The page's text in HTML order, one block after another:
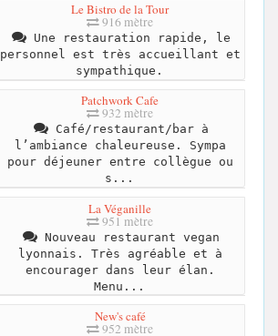
Le Bistro de la Tour
916 mètre
Une restauration rapide, le
personnel est très accueillant et
sympathique.
Patchwork Cafe
932 mètre
Café/restaurant/bar à
l’ambiance chaleureuse. Sympa
pour déjeuner entre collègue ou
s...
La Véganille
951 mètre
Nouveau restaurant vegan
lyonnais. Très agréable et à
encourager dans leur élan.
Menu...
New's café
952 mètre